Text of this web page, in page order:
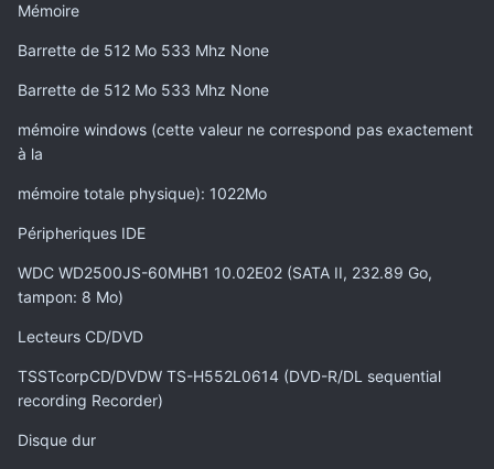
Mémoire
Barrette de 512 Mo 533 Mhz None
Barrette de 512 Mo 533 Mhz None
mémoire windows (cette valeur ne correspond pas exactement
à la
mémoire totale physique): 1022Mo
Péripheriques IDE
WDC WD2500JS-60MHB1 10.02E02 (SATA II, 232.89 Go,
tampon: 8 Mo)
Lecteurs CD/DVD
TSSTcorpCD/DVDW TS-H552L0614 (DVD-R/DL sequential
recording Recorder)
Disque dur